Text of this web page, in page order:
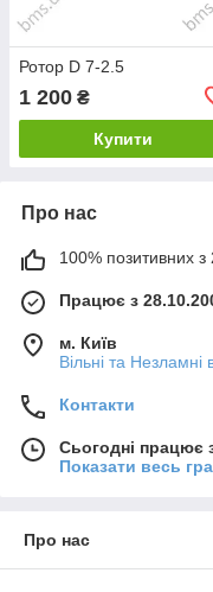
Ротор D 7-2.5
1 200 ₴
Купити
Про нас
100% позитивних з
Працює з
м. Київ
Вільні та Незламні
Контакти
Сьогодні працює
Показати весь
Про нас